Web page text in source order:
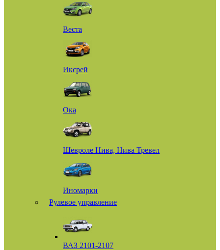
Веста
Иксрей
Ока
Шевроле Нива, Нива Тревел
Иномарки
Рулевое управление
ВАЗ 2101-2107